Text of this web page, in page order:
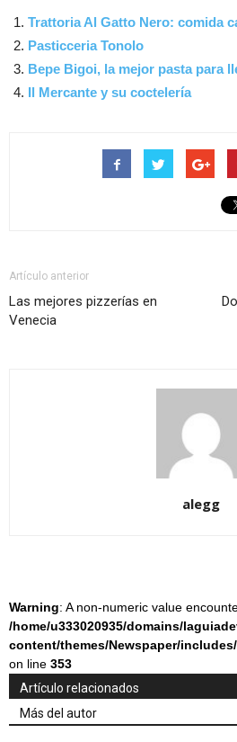
Trattoria Al Gatto Nero: comida
Pasticceria Tonolo
Bepe Bigoi, la mejor pasta para
Il Mercante y su coctelería
Artículo anterior
Las mejores pizzerías en
Venecia
alegg
Warning: A non-numeric value
/home/u333020935/domains/
content/themes/Newspaper/
on line 353
Artículo relacionados
Más del autor